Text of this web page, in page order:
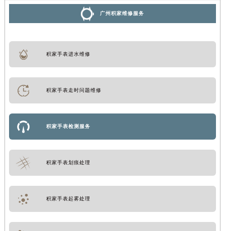
广州积家维修服务
积家手表进水维修
积家手表走时问题维修
积家手表检测服务
积家手表划痕处理
积家手表起雾处理